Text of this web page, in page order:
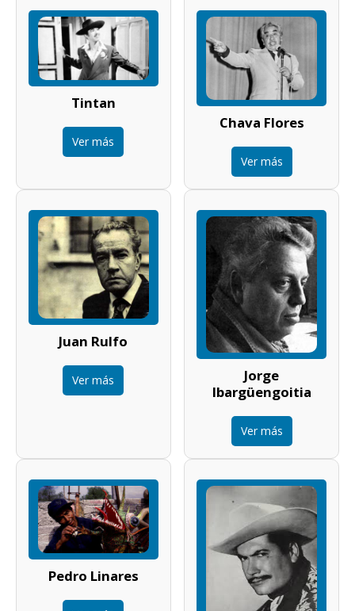
Tintan
Ver más
Chava Flores
Ver más
Juan Rulfo
Ver más
Jorge
Ibargüengoitia
Ver más
Pedro Linares